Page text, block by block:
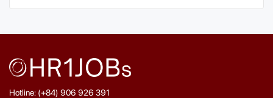
Hotline: (+84) 906 926 391